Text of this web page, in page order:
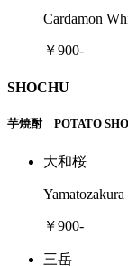
Cardamon
￥900-
SHOCHU
芋焼酎 POTATO
大和桜
Yamatozakura
￥900-
三岳